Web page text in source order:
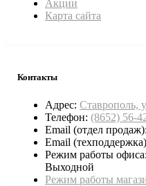
Акции
Карта сайта
Контакты
Адрес: Ставрополь,
Телефон: (8652) 56-
Email (отдел продаж):
Email
Режим работы
Выходной
Режим работы